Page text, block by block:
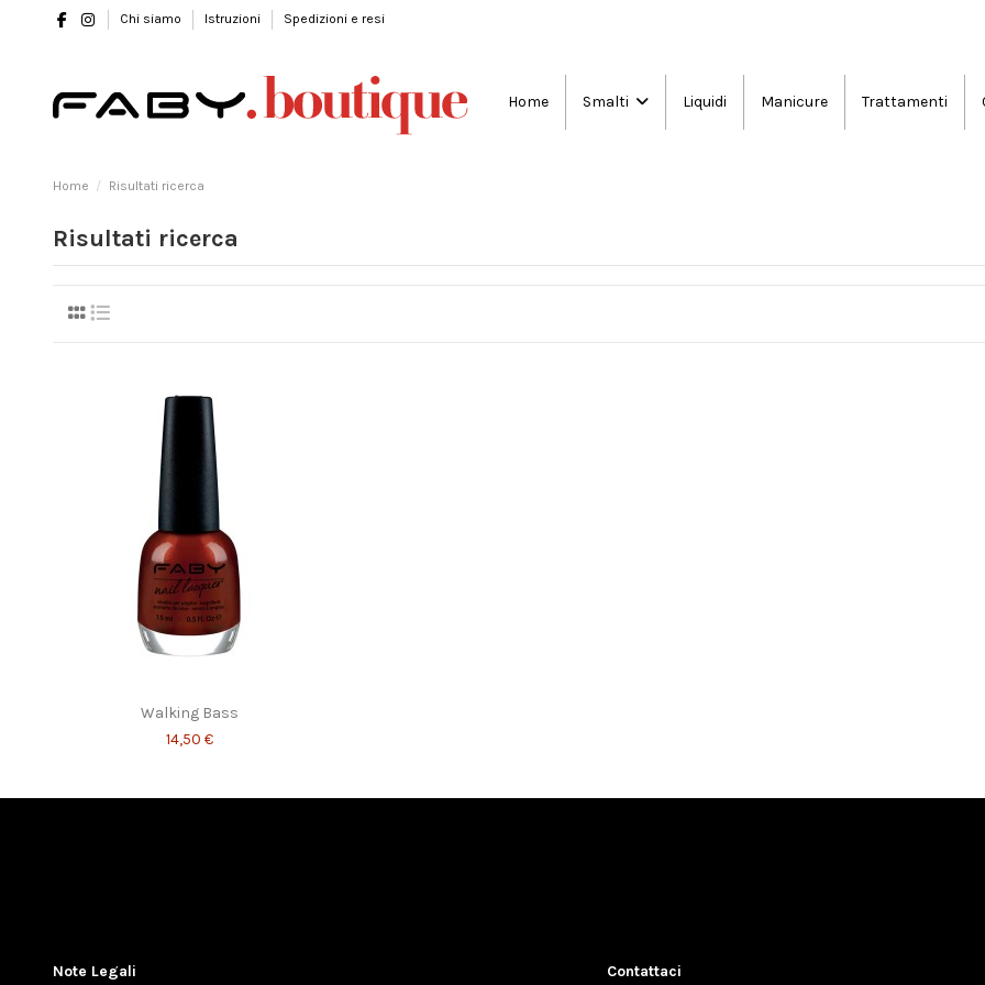
Chi siamo Istruzioni Spedizioni e resi
Home Smalti Liquidi Manicure Trattamenti
Home Risultati ricerca
Risultati ricerca
Walking Bass
14,50 €
Note Legali Contattaci